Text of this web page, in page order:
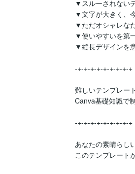
▼スルーされない
▼文字が大きく、
▼ただオシャレな
▼使いやすいを第
▼縦長デザインを
-+-+-+-+-+-+-+-+-+
難しいテンプレー
Canva基礎知識で
-+-+-+-+-+-+-+-+-+
あなたの素晴らし
このテンプレート